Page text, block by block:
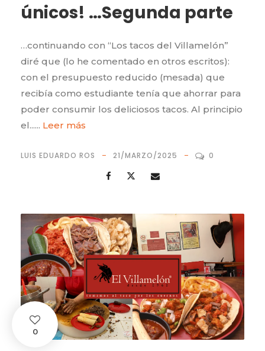
únicos! …Segunda parte
…continuando con “Los tacos del Villamelón”
diré que (lo he comentado en otros escritos):
con el presupuesto reducido (mesada) que
recibía como estudiante tenía que ahorrar para
poder consumir los deliciosos tacos. Al principio
el...... Leer más
LUIS EDUARDO ROS 21/MARZO/2025 0
0